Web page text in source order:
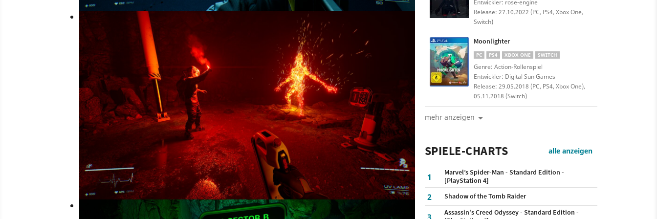
Entwickler: rose-engine
Release: 27.10.2022 (PC, PS4, Xbox One,
Switch)
Moonlighter
PC PS4 XBOX ONE SWITCH
Genre: Action-Rollenspiel
Entwickler: Digital Sun Games
Release: 29.05.2018 (PC, PS4, Xbox One),
05.11.2018 (Switch)
mehr anzeigen
SPIELE-CHARTS alle anzeigen
1
Marvel’s Spider-Man - Standard Edition -
[PlayStation 4]
2 Shadow of the Tomb Raider
Assassin's Creed Odyssey - Standard Edition -